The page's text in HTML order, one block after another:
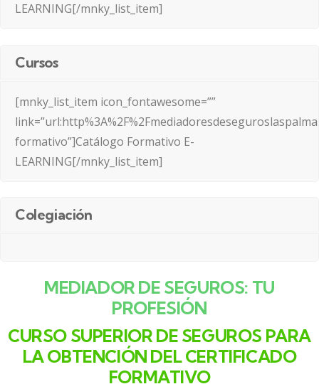
LEARNING[/mnky_list_item]
Cursos
[mnky_list_item icon_fontawesome=””
formativo”]Catálogo Formativo E-
LEARNING[/mnky_list_item]
Colegiación
MEDIADOR DE SEGUROS: TU
PROFESIÓN
CURSO SUPERIOR DE SEGUROS PARA
LA OBTENCIÓN DEL CERTIFICADO
FORMATIVO